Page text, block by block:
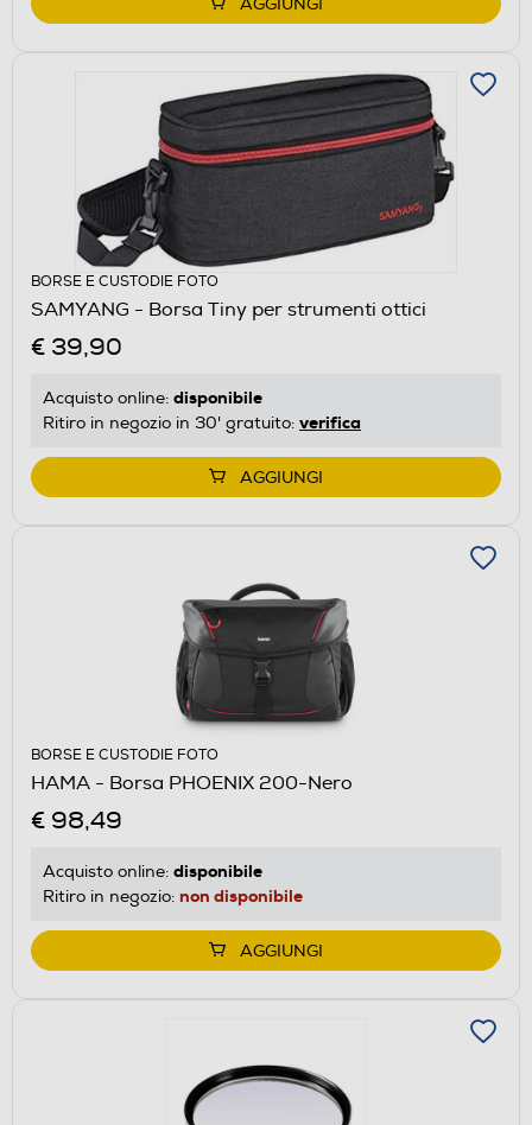
BORSE E CUSTODIE FOTO
SAMYANG - Borsa Tiny per strumenti ottici
€ 39,90
Acquisto online: disponibile
Ritiro in negozio in 30' gratuito: verifica
AGGIUNGI
BORSE E CUSTODIE FOTO
HAMA - Borsa PHOENIX 200-Nero
€ 98,49
Acquisto online: disponibile
Ritiro in negozio: non disponibile
AGGIUNGI